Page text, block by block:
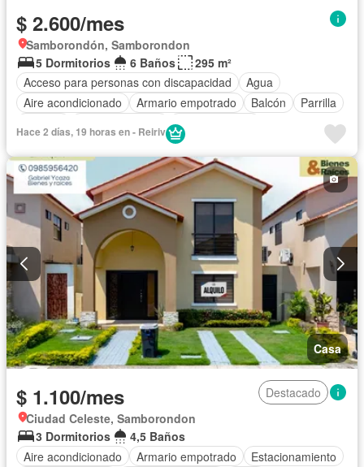
$ 2.600/mes
Samborondón, Samborondon
5 Dormitorios
6 Baños
295 m²
Acceso para personas con discapacidad
Agua
Aire acondicionado
Armario empotrado Balcón
Parrilla
Cocina integral
Cuarto de servicio
Estacionamiento
Gimnasio Garita de guardianía
Jardín
Patio
Piscina Seguridad Terraza
Vista panorámica
Completamente amoblado
Hace 2 días, 19 horas en - Reiriv
Casa
$ 1.100/mes
Destacado
Ciudad Celeste, Samborondon
3 Dormitorios
4,5 Baños
Aire acondicionado
Armario empotrado
Estacionamiento